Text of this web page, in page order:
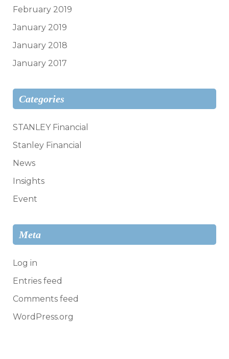
February 2019
January 2019
January 2018
January 2017
Categories
STANLEY Financial
Stanley Financial
News
Insights
Event
Meta
Log in
Entries feed
Comments feed
WordPress.org